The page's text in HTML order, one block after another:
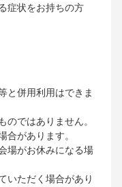
症状をお持ちの方
と併用利用はできま
のではありません。
合があります。
場がお休みになる場
いただく場合があり